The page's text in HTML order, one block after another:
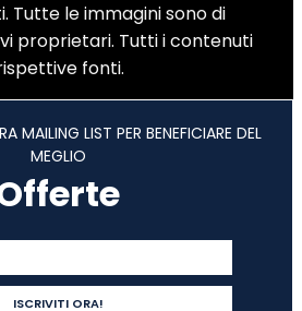
Tutte le immagini sono di
proprietari. Tutti i contenuti
fonti.
MAILING LIST PER BENEFICIARE DEL
MEGLIO